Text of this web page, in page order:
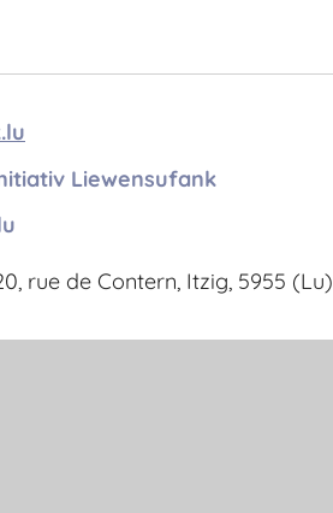
Liewensufank
rue de Contern, Itzig, 5955 (Lu)